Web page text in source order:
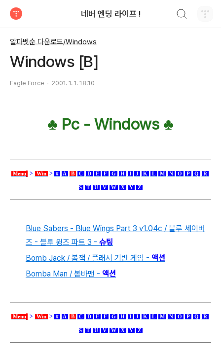
네버 엔딩 라이프 !
알파벳순 다운로드/Windows
Windows [B]
Eagle Force 2001. 1. 1. 18:10
♣ Pc - Windows ♣
Menu > Win > # A B C D E F G H I J K L M N O P Q R
S T U V W X Y Z
Blue Sabers - Blue Wings Part 3 v1.04c / 블루 세이버
즈 - 블루 윙즈 파트 3 - 슈팅
Bomb Jack / 봄잭 / 플래시 기반 게임 - 액션
Bomba Man / 봄바맨 - 액션
Menu > Win > # A B C D E F G H I J K L M N O P Q R
S T U V W X Y Z